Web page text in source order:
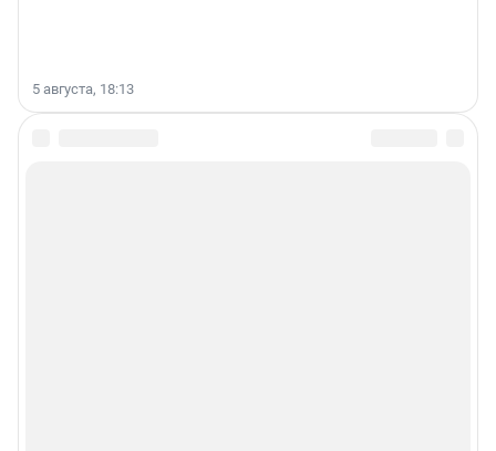
5 августа, 18:13